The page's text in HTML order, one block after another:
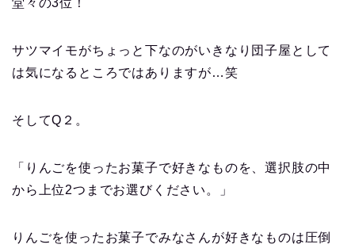
堂々の3位！
サツマイモがちょっと下なのがいきなり団子屋として
は気になるところではありますが…笑
そしてQ２。
「りんごを使ったお菓子で好きなものを、選択肢の中
から上位2つまでお選びください。」
りんごを使ったお菓子でみなさんが好きなものは圧倒